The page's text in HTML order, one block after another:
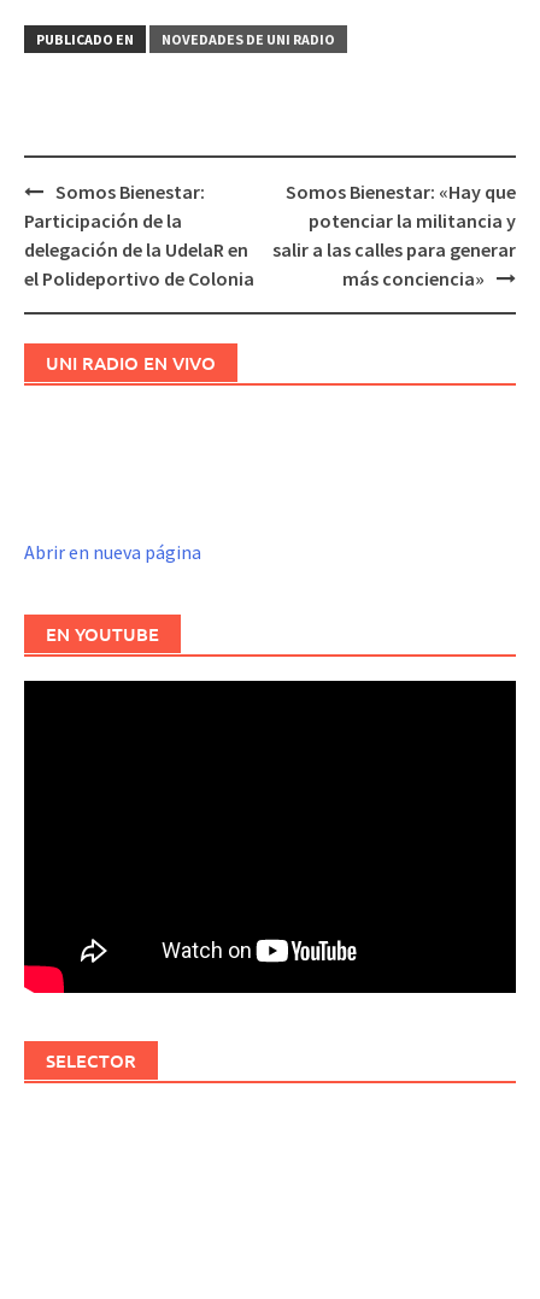
PUBLICADO EN NOVEDADES DE UNI RADIO
Navegación
de
entradas
Somos Bienestar:
Participación de la
delegación de la UdelaR en
el Polideportivo de Colonia
Somos Bienestar: «Hay que
potenciar la militancia y
salir a las calles para generar
más conciencia»
UNI RADIO EN VIVO
Abrir en nueva página
EN YOUTUBE
SELECTOR